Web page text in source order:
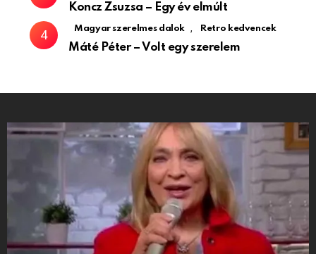
Koncz Zsuzsa – Egy év elmúlt
Magyar szerelmes dalok , Retro kedvencek
Máté Péter – Volt egy szerelem